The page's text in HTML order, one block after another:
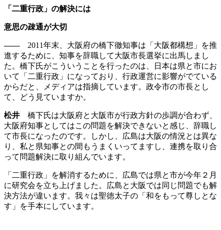
「二重行政」の解決には
意思の疎通が大切
――2011年末、大阪府の橋下徹知事は「大阪都構想」を推
進するために、知事を辞職して大阪市長選挙に出馬しまし
た。橋下氏がこういうことを行ったのは、日本は県と市にお
いて「二重行政」になっており、行政運営に影響がでている
からだと、メディアは指摘しています。政令市の市長とし
て、どう見ていますか。
松井 橋下氏は大阪府と大阪市が行政方針の歩調が合わず、
大阪府知事としてはこの問題を解決できないと感じ、辞職し
て市長になったのです。しかし、広島は大阪の情況とは異な
り、私と県知事との間もうまくいってますし、連携を取り合
って問題解決に取り組んでいます。
「二重行政」を解消するために、広島では県と市が今年２月
に研究会を立ち上げました。広島と大阪では同じ問題でも解
決方法が違います。我々は聖徳太子の「和をもって尊しとな
す」を手本にしています。